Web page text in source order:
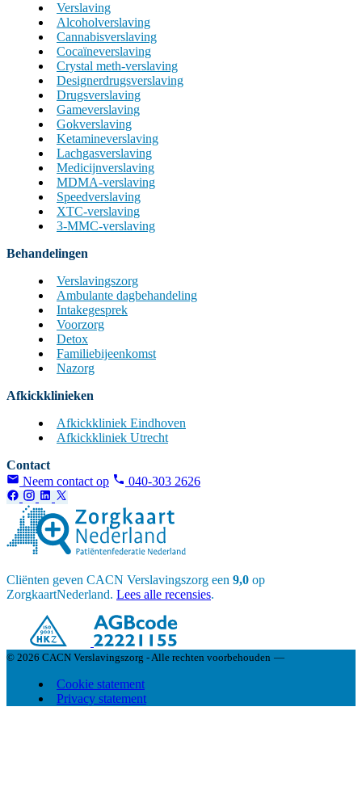
Verslaving
Alcoholverslaving
Cannabisverslaving
Cocaïneverslaving
Crystal meth-verslaving
Designerdrugsverslaving
Drugsverslaving
Gameverslaving
Gokverslaving
Ketamineverslaving
Lachgasverslaving
Medicijnverslaving
MDMA-verslaving
Speedverslaving
XTC-verslaving
3-MMC-verslaving
Behandelingen
Verslavingszorg
Ambulante dagbehandeling
Intakegesprek
Voorzorg
Detox
Familiebijeenkomst
Nazorg
Afkickklinieken
Afkickkliniek Eindhoven
Afkickkliniek Utrecht
Contact
Neem contact op
040-303 2626
Cliënten geven CACN Verslavingszorg een 9,0 op
ZorgkaartNederland. Lees alle recensies.
© 2026 CACN Verslavingszorg - Alle rechten voorbehouden —
Cookie statement
Privacy statement